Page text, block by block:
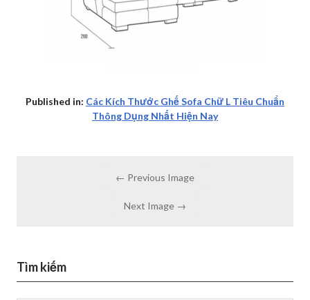
Published in: Các Kích Thước Ghế Sofa Chữ L Tiêu Chuẩn
Thông Dụng Nhất Hiện Nay
← Previous Image
Next Image →
Tìm kiếm